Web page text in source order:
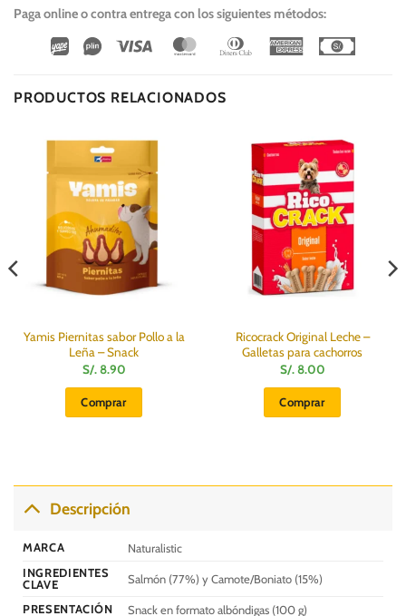
Paga online o contra entrega con los siguientes métodos:
Wirecard
Vipps Visa MasterCardDinners
American
PRODUCTOS RELACIONADOS
Yamis Piernitas sabor Pollo a la
Leña – Snack
S/.8.90
Comprar
Ricocrack Original Leche –
Galletas para cachorros
S/.8.00
Comprar
Descripción
MARCA
Naturalistic
INGREDIENTES
CLAVE
Salmón (77%) y Camote/Boniato (15%)
PRESENTACIÓN Snack en formato albóndigas (100 g)